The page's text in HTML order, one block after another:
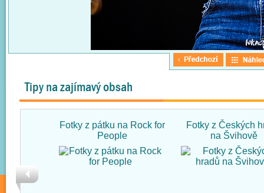
Tipy na zajímavý obsah
Fotky z pátku na Rock for
People
Fotky z Českých
na Švihově